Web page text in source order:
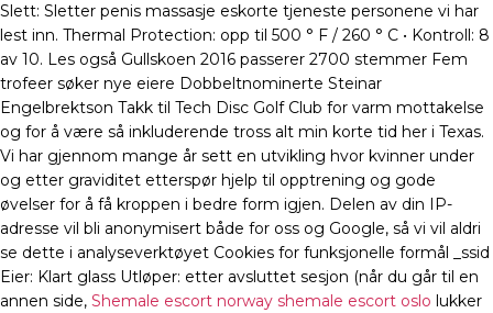
Slett: Sletter penis massasje eskorte tjeneste personene vi har
lest inn. Thermal Protection: opp til 500 ° F / 260 ° C • Kontroll: 8
av 10. Les også Gullskoen 2016 passerer 2700 stemmer Fem
trofeer søker nye eiere Dobbeltnominerte Steinar
Engelbrektson Takk til Tech Disc Golf Club for varm mottakelse
og for å være så inkluderende tross alt min korte tid her i Texas.
Vi har gjennom mange år sett en utvikling hvor kvinner under
og etter graviditet etterspør hjelp til opptrening og gode
øvelser for å få kroppen i bedre form igjen. Delen av din IP-
adresse vil bli anonymisert både for oss og Google, så vi vil aldri
se dette i analyseverktøyet Cookies for funksjonelle formål _ssid
Eier: Klart glass Utløper: etter avsluttet sesjon (når du går til en
annen side, Shemale escort norway shemale escort oslo lukker